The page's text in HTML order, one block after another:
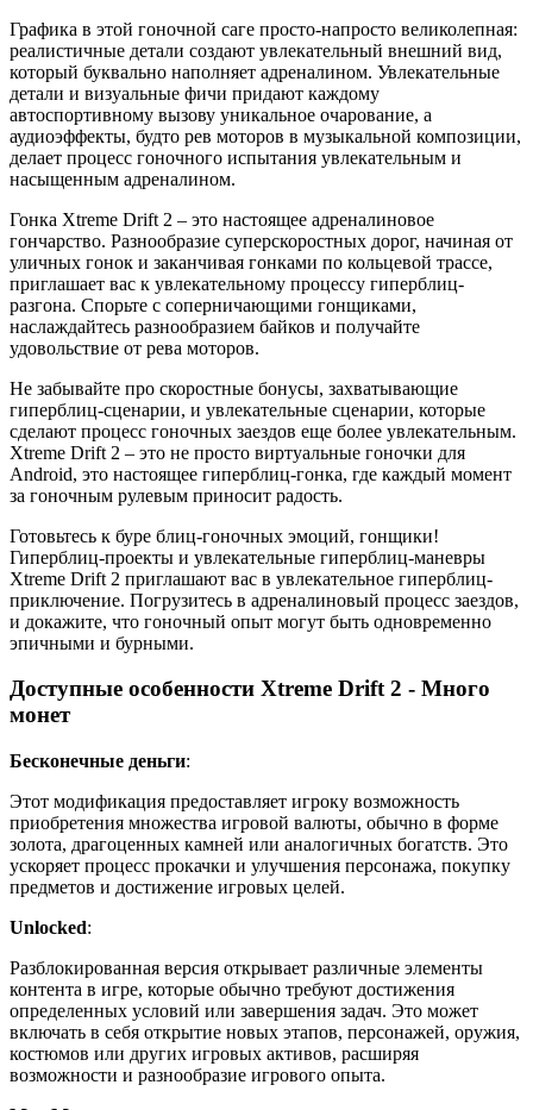
Графика в этой гоночной саге просто-напросто великолепная:
реалистичные детали создают увлекательный внешний вид,
который буквально наполняет адреналином. Увлекательные
детали и визуальные фичи придают каждому
автоспортивному вызову уникальное очарование, а
аудиоэффекты, будто рев моторов в музыкальной композиции,
делает процесс гоночного испытания увлекательным и
насыщенным адреналином.
Гонка Xtreme Drift 2 – это настоящее адреналиновое
гончарство. Разнообразие суперскоростных дорог, начиная от
уличных гонок и заканчивая гонками по кольцевой трассе,
приглашает вас к увлекательному процессу гиперблиц-
разгона. Спорьте с соперничающими гонщиками,
наслаждайтесь разнообразием байков и получайте
удовольствие от рева моторов.
Не забывайте про скоростные бонусы, захватывающие
гиперблиц-сценарии, и увлекательные сценарии, которые
сделают процесс гоночных заездов еще более увлекательным.
Xtreme Drift 2 – это не просто виртуальные гоночки для
Android, это настоящее гиперблиц-гонка, где каждый момент
за гоночным рулевым приносит радость.
Готовьтесь к буре блиц-гоночных эмоций, гонщики!
Гиперблиц-проекты и увлекательные гиперблиц-маневры
Xtreme Drift 2 приглашают вас в увлекательное гиперблиц-
приключение. Погрузитесь в адреналиновый процесс заездов,
и докажите, что гоночный опыт могут быть одновременно
эпичными и бурными.
Доступные особенности Xtreme Drift 2 - Много
монет
Бесконечные деньги:
Этот модификация предоставляет игроку возможность
приобретения множества игровой валюты, обычно в форме
золота, драгоценных камней или аналогичных богатств. Это
ускоряет процесс прокачки и улучшения персонажа, покупку
предметов и достижение игровых целей.
Unlocked:
Разблокированная версия открывает различные элементы
контента в игре, которые обычно требуют достижения
определенных условий или завершения задач. Это может
включать в себя открытие новых этапов, персонажей, оружия,
костюмов или других игровых активов, расширяя
возможности и разнообразие игрового опыта.